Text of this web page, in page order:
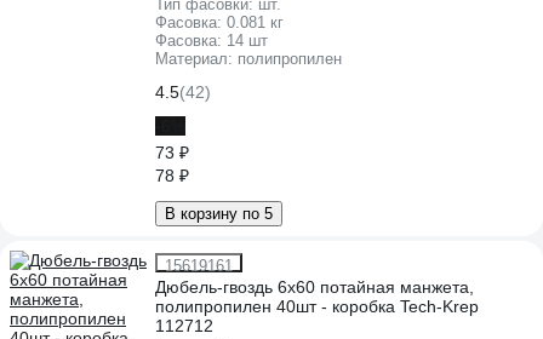
Тип фасовки: шт.
Фасовка: 0.081 кг
Фасовка: 14 шт
Материал: полипропилен
4.5(42)
73 ₽
78 ₽
В корзину по 5
15619161
Дюбель-гвоздь 6х60 потайная манжета,
полипропилен 40шт - коробка Tech-Krep
112712